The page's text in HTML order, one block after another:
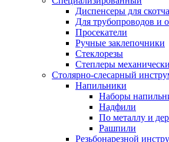
Диспенсеры для скотча
Для трубопроводов и
Просекатели
Ручные заклепочники
Стеклорезы
Степлеры
Столярно-слесарный
Напильники
Наборы
Надфили
По металлу и
Рашпили
Резьбонарезной